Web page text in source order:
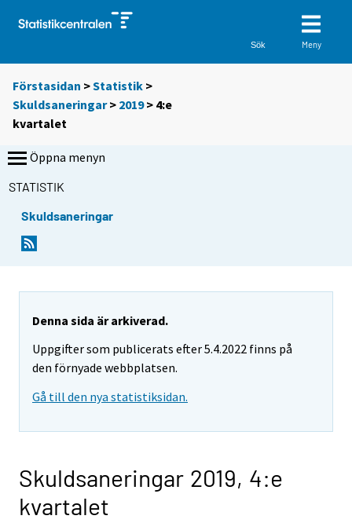
Sök Meny
Förstasidan >Statistik >
Skuldsaneringar> 2019> 4:e
kvartalet
Öppna menyn
STATISTIK
Skuldsaneringar
Denna sida är arkiverad.
Uppgifter som publicerats efter 5.4.2022 finns på
den förnyade webbplatsen.
Gå till den nya statistiksidan.
Skuldsaneringar 2019, 4:e
kvartalet